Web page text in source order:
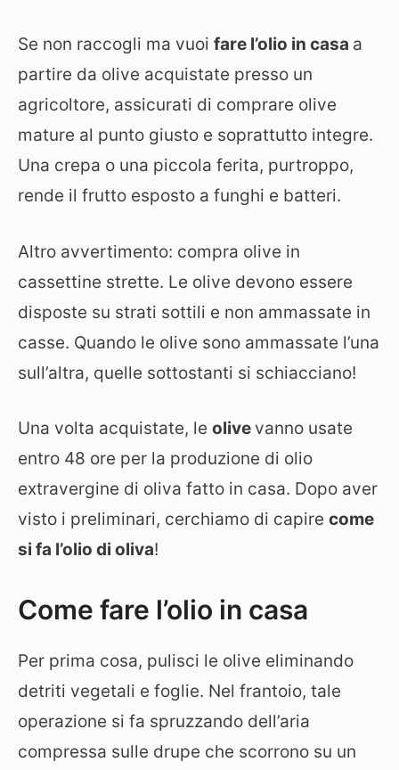
Se non raccogli ma vuoi fare l’olio in casa a
partire da olive acquistate presso un
agricoltore, assicurati di comprare olive
mature al punto giusto e soprattutto integre.
Una crepa o una piccola ferita, purtroppo,
rende il frutto esposto a funghi e batteri.
Altro avvertimento: compra olive in
cassettine strette. Le olive devono essere
disposte su strati sottili e non ammassate in
casse. Quando le olive sono ammassate l’una
sull’altra, quelle sottostanti si schiacciano!
Una volta acquistate, le olive vanno usate
entro 48 ore per la produzione di olio
extravergine di oliva fatto in casa. Dopo aver
visto i preliminari, cerchiamo di capire come
si fa l’olio di oliva!
Come fare l’olio in casa
Per prima cosa, pulisci le olive eliminando
detriti vegetali e foglie. Nel frantoio, tale
operazione si fa spruzzando dell’aria
compressa sulle drupe che scorrono su un